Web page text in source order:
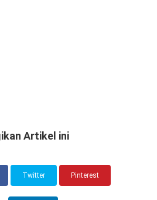
Artikel ini
Twitter Pinterest